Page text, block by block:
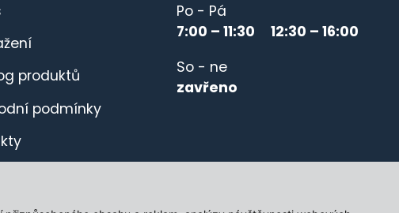
produktů
podmínky
Po - Pá
7:00 – 11:30 12:30 – 16:00
So - ne
zavřeno